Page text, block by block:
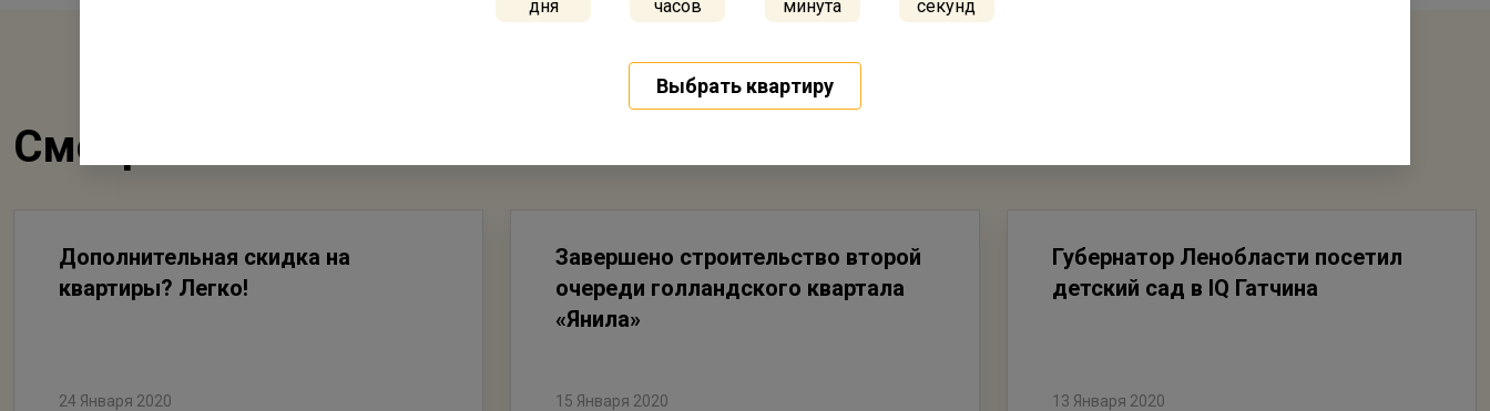
Смотрите также
Дополнительная скидка на
квартиры? Легко!
24 Января 2020
Завершено строительство второй
очереди голландского квартала
«Янила»
15 Января 2020
Губернатор Ленобласти посетил
детский сад в IQ Гатчина
13 Января 2020
дня часов минута секунд
Выбрать квартиру